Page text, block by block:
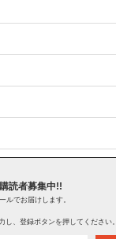
読者募集中!!
ルでお届けします。
し、登録ボタンを押してください。